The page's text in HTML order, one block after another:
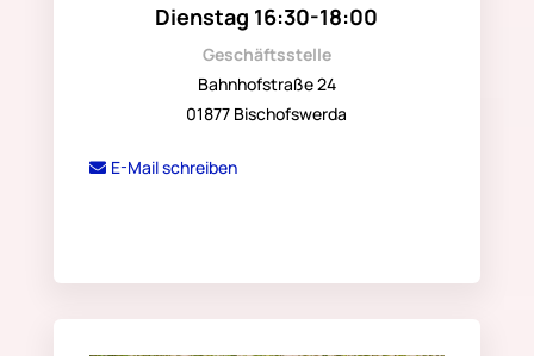
Dienstag 16:30-18:00
Geschäftsstelle
Bahnhofstraße 24
01877 Bischofswerda
E-Mail schreiben